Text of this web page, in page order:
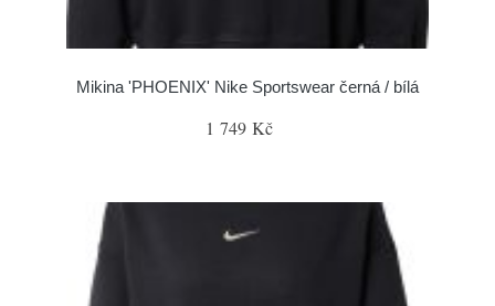
Mikina 'PHOENIX' Nike Sportswear černá / bílá
1 749 Kč